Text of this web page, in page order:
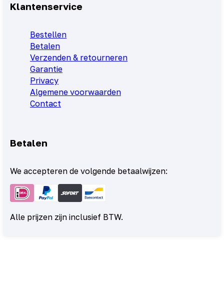
Klantenservice
Bestellen
Betalen
Verzenden & retourneren
Garantie
Privacy
Algemene voorwaarden
Contact
Betalen
We accepteren de volgende betaalwijzen:
Alle prijzen zijn inclusief BTW.